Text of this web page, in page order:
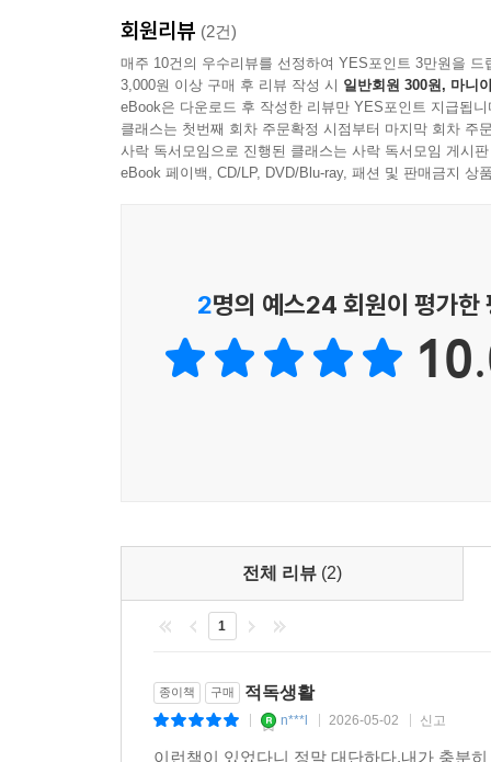
★ 표지에 그려진 사람 옷이 그때 내가 입고 있던
★ 호캉스 하루 가는 것보다 책 몇 권이 훨씬 싸고,
--- 「책을 모으는 100가지 이유」 중에서
미지의 세계에 둘러싸이고 싶다는 선언
책을 모으는 일도 비슷한 메커니즘이지만 약간
대상을 나타낼 뿐 아니라 ‘앞으로 어떤 사람이
나아가고자 하는지를 가리킨다. 동시에 “나는
지식들에 둘러싸이고 싶다는 마음의 구체적 증
적독을 멈출 수 없다면,
더 재미있게 하는 쪽으로
있다는 것이다.
“우리가 모은 그 많은 책 중에는 필요 없는 책도,
된다. 하지만 제각각 고유한 그 모든 책 덕분에
권은 그렇지 않은 책 수백만 권보다 값지다. 그 책
우리가 적독을 오래 이어 갈 수 있는 방법이 아닐
회원리뷰 (2건)
매주 10건의 우수리뷰를 선정하여 YES포인트 3만원을 드
3,000원 이상 구매 후 리뷰 작성 시 일반회원 300원, 마니
eBook은 다운로드 후 작성한 리뷰만 YES포인트 지급됩니
클래스는 첫번째 회차 주문확정 시점부터 마지막 회차 주
사락 독서모임으로 진행된 클래스는 사락 독서모임 게시
eBook 페이백, CD/LP, DVD/Blu-ray, 패션 및 판매금지 상
2명의 예스24 회원이 평가한
전체 리뷰 (2)
1
종이책 구매 적독생활
n***l 2026-05-02 신고
이런책이 있었다니 정말 대단하다.내가 충분